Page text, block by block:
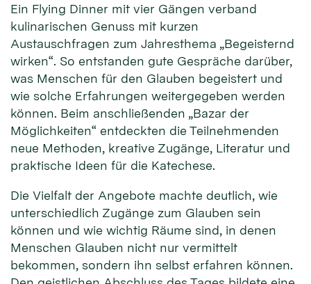
Ein Flying Dinner mit vier Gängen verband
kulinarischen Genuss mit kurzen
Austauschfragen zum Jahresthema „Begeisternd
wirken“. So entstanden gute Gespräche darüber,
was Menschen für den Glauben begeistert und
wie solche Erfahrungen weitergegeben werden
können. Beim anschließenden „Bazar der
Möglichkeiten“ entdeckten die Teilnehmenden
neue Methoden, kreative Zugänge, Literatur und
praktische Ideen für die Katechese.
Die Vielfalt der Angebote machte deutlich, wie
unterschiedlich Zugänge zum Glauben sein
können und wie wichtig Räume sind, in denen
Menschen Glauben nicht nur vermittelt
bekommen, sondern ihn selbst erfahren können.